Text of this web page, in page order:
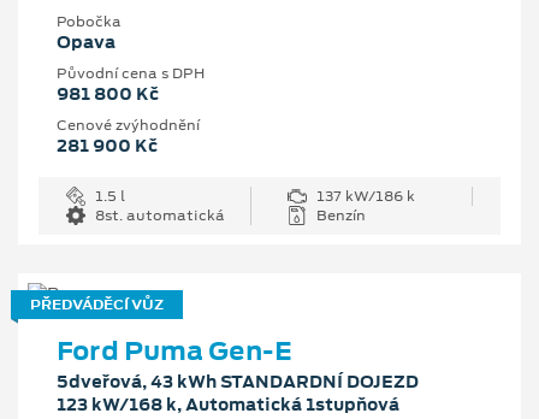
Pobočka
Opava
Původní cena s DPH
981 800 Kč
Cenové zvýhodnění
281 900 Kč
1.5 l
137 kW/186 k
8st. automatická
Benzín
PŘEDVÁDĚCÍ VŮZ
Ford Puma Gen-E
5dveřová, 43 kWh STANDARDNÍ DOJEZD
123 kW/168 k, Automatická 1stupňová